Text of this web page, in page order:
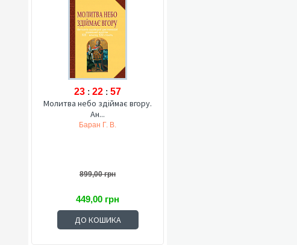
23 : 22 : 56
Молитва небо здіймає вгору.
Ан...
Баран Г. В.
899,00 грн
449,00 грн
ДО КОШИКА